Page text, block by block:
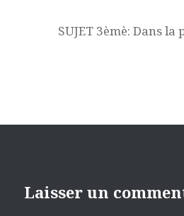
SUJET 3èmè: Dans
Laisser un